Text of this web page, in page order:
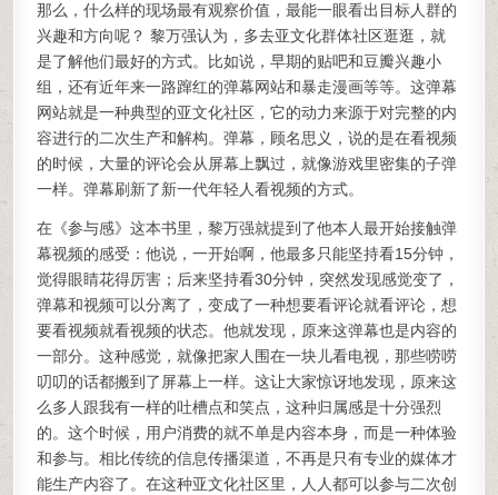
那么，什么样的现场最有观察价值，最能一眼看出目标人群的
兴趣和方向呢？ 黎万强认为，多去亚文化群体社区逛逛，就
是了解他们最好的方式。比如说，早期的贴吧和豆瓣兴趣小
组，还有近年来一路蹿红的弹幕网站和暴走漫画等等。这弹幕
网站就是一种典型的亚文化社区，它的动力来源于对完整的内
容进行的二次生产和解构。弹幕，顾名思义，说的是在看视频
的时候，大量的评论会从屏幕上飘过，就像游戏里密集的子弹
一样。弹幕刷新了新一代年轻人看视频的方式。
在《参与感》这本书里，黎万强就提到了他本人最开始接触弹
幕视频的感受：他说，一开始啊，他最多只能坚持看15分钟，
觉得眼睛花得厉害；后来坚持看30分钟，突然发现感觉变了，
弹幕和视频可以分离了，变成了一种想要看评论就看评论，想
要看视频就看视频的状态。他就发现，原来这弹幕也是内容的
一部分。这种感觉，就像把家人围在一块儿看电视，那些唠唠
叨叨的话都搬到了屏幕上一样。这让大家惊讶地发现，原来这
么多人跟我有一样的吐槽点和笑点，这种归属感是十分强烈
的。这个时候，用户消费的就不单是内容本身，而是一种体验
和参与。相比传统的信息传播渠道，不再是只有专业的媒体才
能生产内容了。在这种亚文化社区里，人人都可以参与二次创